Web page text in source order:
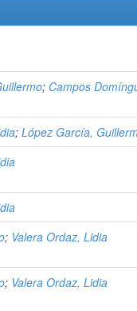
; Campos
; López García,
; Valera Ordaz, Lidia
; Valera Ordaz, Lidia